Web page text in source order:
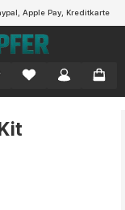
Apple Pay, Kreditkarte